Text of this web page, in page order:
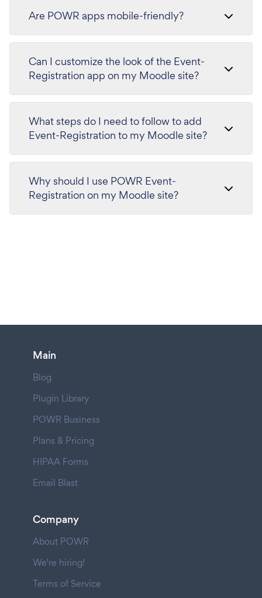
Are POWR apps mobile-friendly?
Can I customize the look of the Event-
Registration app on my Moodle site?
What steps do I need to follow to add
Event-Registration to my Moodle site?
Why should I use POWR Event-
Registration on my Moodle site?
Main
Blog
Plugin Library
POWR Business
Plans & Pricing
HIPAA Forms
Email Blast
Company
About POWR
We're hiring!
Terms of Service